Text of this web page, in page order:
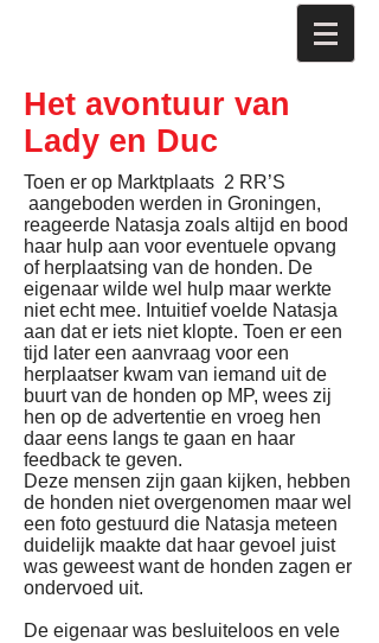
Het avontuur van
Lady en Duc
Toen er op Marktplaats 2 RR’S
aangeboden werden in Groningen,
reageerde Natasja zoals altijd en bood
haar hulp aan voor eventuele opvang
of herplaatsing van de honden. De
eigenaar wilde wel hulp maar werkte
niet echt mee. Intuitief voelde Natasja
aan dat er iets niet klopte. Toen er een
tijd later een aanvraag voor een
herplaatser kwam van iemand uit de
buurt van de honden op MP, wees zij
hen op de advertentie en vroeg hen
daar eens langs te gaan en haar
feedback te geven.
Deze mensen zijn gaan kijken, hebben
de honden niet overgenomen maar wel
een foto gestuurd die Natasja meteen
duidelijk maakte dat haar gevoel juist
was geweest want de honden zagen er
ondervoed uit.
De eigenaar was besluiteloos en vele